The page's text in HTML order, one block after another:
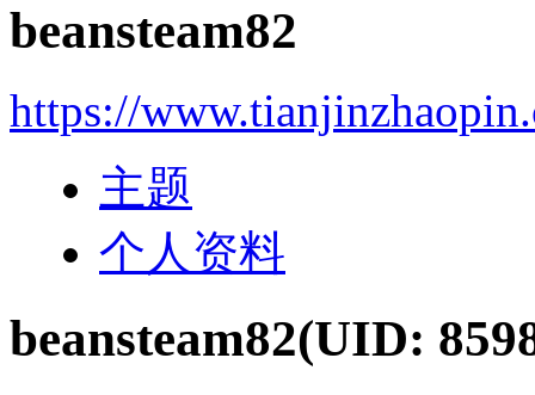
beansteam82
https://
主题
个人资料
beansteam82(UID: